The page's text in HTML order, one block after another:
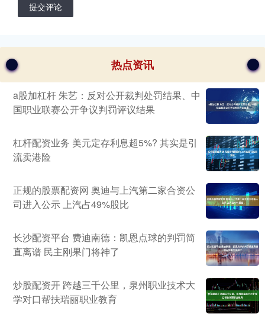
提交评论
热点资讯
a股加杠杆 朱艺：反对公开裁判处罚结果、中
国职业联赛公开争议判罚评议结果
杠杆配资业务 美元定存利息超5%? 其实是引
流卖港险
正规的股票配资网 奥迪与上汽第二家合资公
司进入公示 上汽占49%股比
长沙配资平台 费迪南德：凯恩点球的判罚简
直离谱 民主刚果门将神了
炒股配资开 跨越三千公里，泉州职业技术大
学对口帮扶瑞丽职业教育